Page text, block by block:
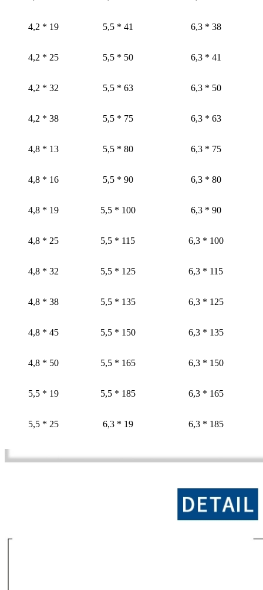
4,2 * 19 5,5 * 41 6,3 * 38
4,2 * 25 5,5 * 50 6,3 * 41
4,2 * 32 5,5 * 63 6,3 * 50
4,2 * 38 5,5 * 75 6,3 * 63
4,8 * 13 5,5 * 80 6,3 * 75
4,8 * 16 5,5 * 90 6,3 * 80
4,8 * 19 5,5 * 100 6,3 * 90
4,8 * 25 5,5 * 115 6,3 * 100
4,8 * 32 5,5 * 125 6,3 * 115
4,8 * 38 5,5 * 135 6,3 * 125
4,8 * 45 5,5 * 150 6,3 * 135
4,8 * 50 5,5 * 165 6,3 * 150
5,5 * 19 5,5 * 185 6,3 * 165
5,5 * 25 6,3 * 19 6,3 * 185